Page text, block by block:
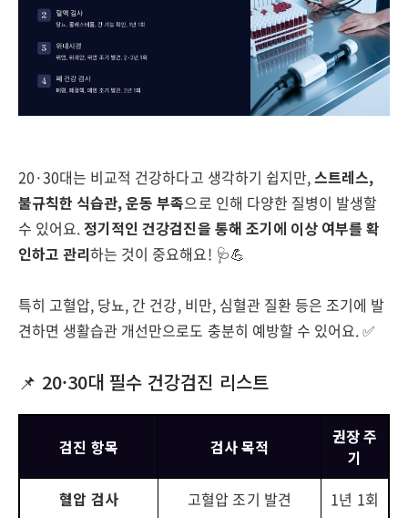
20·30대는 비교적 건강하다고 생각하기 쉽지만,스트레스,
불규칙한 식습관, 운동 부족으로 인해 다양한 질병이 발생할
수 있어요. 정기적인 건강검진을 통해 조기에 이상 여부를 확
인하고 관리하는 것이 중요해요! 🩺💪
특히 고혈압, 당뇨, 간 건강, 비만, 심혈관 질환 등은 조기에 발
견하면 생활습관 개선만으로도 충분히 예방할 수 있어요. ✅
📌 20·30대 필수 건강검진 리스트
검진 항목 검사 목적
권장 주
기
혈압 검사
고혈압 조기 발견 1년 1회